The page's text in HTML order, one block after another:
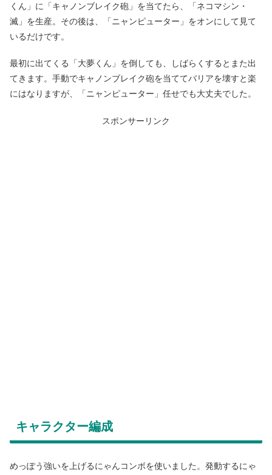
くん」に「キャノンブレイク砲」を当てたら、「ネコマシン・
滅」を生産。その後は、「ニャンピューター」をオンにして見て
いるだけです。
最初に出てくる「大夢くん」を倒しても、しばらくするとまた出
てきます。手動でキャノンブレイク砲を当ててバリアを壊すと楽
にはなりますが、「ニャンピューター」任せでも大丈夫でした。
スポンサーリンク
キャラクター編成
めっぽう強いを上げるにゃんコンボを使いました。発動するにゃ